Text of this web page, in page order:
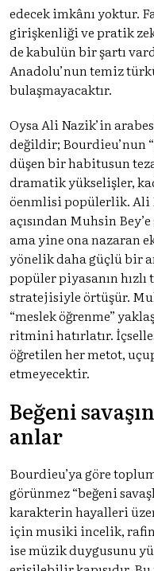
edecek imkânı yoktur.
girişkenliği ve pratik
de kabulün bir şartı
Anadolu’nun temiz
bulaşmayacaktır.
Oysa Ali Nazik’in
değildir; Bourdieu’nun
düşen bir habitusun
dramatik yükselişler,
öenmlisi popülerlik. Ali
açısından Muhsin
ama yine ona nazaran
yönelik daha güçlü bir
popüler piyasanın
stratejisiyle örtüşür.
“meslek öğrenme”
ritmini hatırlatır.
öğretilen her metot,
etmeyecektir.
Beğeni
anlar
Bourdieu’ya göre
görünmez “beğeni
karakterin hayalleri
için musiki incelik,
ise müzik duygusunu